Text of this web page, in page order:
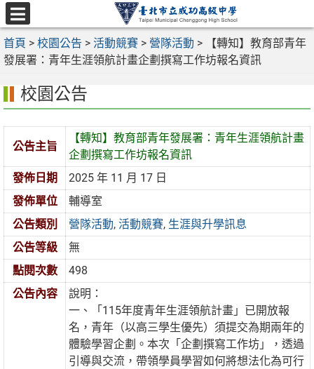
跳
至
主
要
區
選
單
首頁 > 校園公告 > 活動競賽 > 營隊活動 >
【轉知】教育部青年
發展署：青年生涯領航計畫企劃撰寫工作坊報名資訊
校園公告
公告主旨
【轉知】教育部青年發展署：青年生涯領航計畫
企劃撰寫工作坊報名資訊
發佈日期
2025 年 11 月 17 日
發佈單位
輔導室
公告類別
營隊活動,活動競賽, 生涯與升學訊息
公告等級
無
點閱次數
498
公告內容
說明：
一、「115年度青年生涯領航計畫」已開放報
名，青年（以高三學生優先）須提交為期兩年的
體驗學習企劃。本次「企劃撰寫工作坊」，透過
引導與交流，帶領學員學習如何將想法化為可行